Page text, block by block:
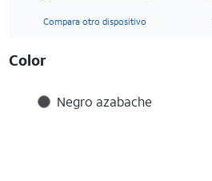
Compara otro dispositivo
Color
Negro azabache